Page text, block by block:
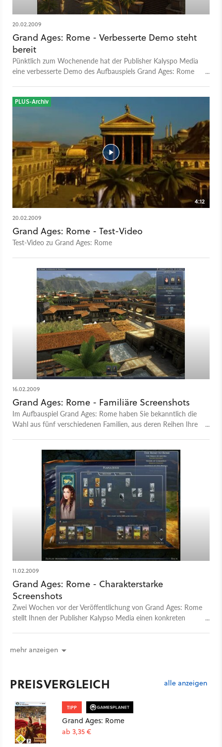
20.02.2009
Grand Ages: Rome - Verbesserte Demo steht
bereit
Pünktlich zum Wochenende hat der Publisher Kalyspo Media
eine verbesserte Demo des Aufbauspiels Grand Ages: Rome
Benutzeroberfläche überarbeitet und die allgemeine Stabilität
4:12
PLUS-Archiv
20.02.2009
Grand Ages: Rome - Test-Video
Test-Video zu Grand Ages: Rome
16.02.2009
Grand Ages: Rome - Familiäre Screenshots
Im Aufbauspiel Grand Ages: Rome haben Sie bekanntlich die
Wahl aus fünf verschiedenen Familien, aus deren Reihen Ihre
11.02.2009
Grand Ages: Rome - Charakterstarke
Screenshots
Zwei Wochen vor der Veröffentlichung von Grand Ages: Rome
stellt Ihnen der Publisher Kalypso Media einen konkreten
mehr anzeigen
PREISVERGLEICH alle anzeigen
TIPP
Grand Ages: Rome
ab 3,35 €